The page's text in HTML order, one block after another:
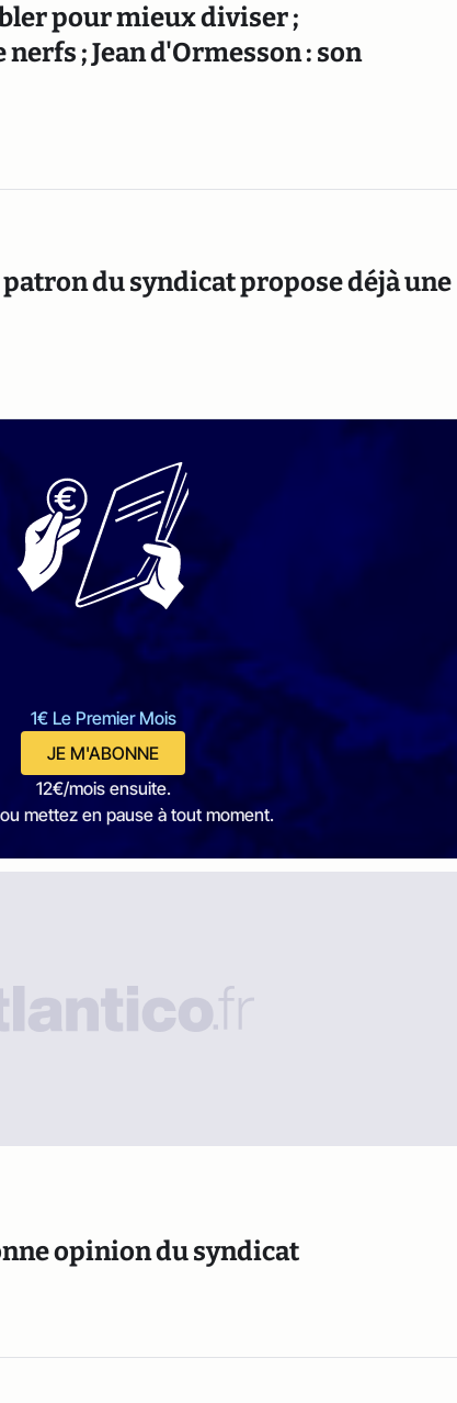
pour mieux diviser ;
; Jean d'Ormesson : son
du syndicat propose déjà une
1€ Le Premier Mois
JE M'ABONNE
12€/mois ensuite.
mettez en pause à tout moment.
opinion du syndicat